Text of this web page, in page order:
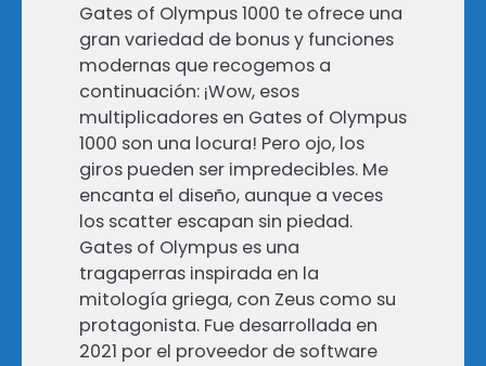
Gates of Olympus 1000 te ofrece una
gran variedad de bonus y funciones
modernas que recogemos a
continuación: ¡Wow, esos
multiplicadores en Gates of Olympus
1000 son una locura! Pero ojo, los
giros pueden ser impredecibles. Me
encanta el diseño, aunque a veces
los scatter escapan sin piedad.
Gates of Olympus es una
tragaperras inspirada en la
mitología griega, con Zeus como su
protagonista. Fue desarrollada en
2021 por el proveedor de software